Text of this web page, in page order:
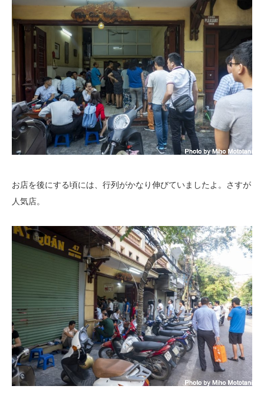
お店を後にする頃には、行列がかなり伸びていましたよ。さすが
人気店。